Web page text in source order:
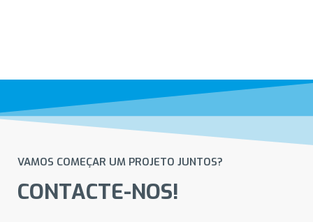
VAMOS COMEÇAR UM PROJETO JUNTOS?
CONTACTE-NOS!